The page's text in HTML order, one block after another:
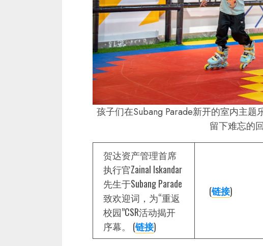
孩子们在Subang Parade新开的室内主题
留下难忘的回
贺达资产管理首席
执行官Zainal Iskandar
先生于Subang Parade
致欢迎词，为“重返
校园”CSR活动揭开
序幕。 (链接)
(链接)